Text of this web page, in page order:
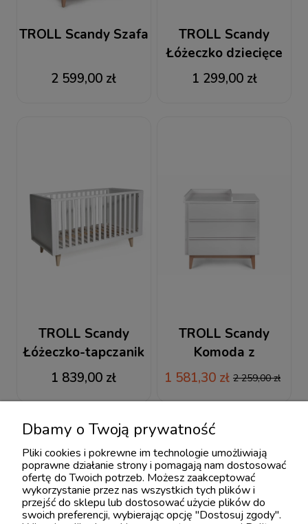
TROLL Scandy Szafa
2 599,00 zł
TROLL Scandy
Łóżeczko dziecięce
120x60
1 299,00 zł
TROLL Scandy
Łóżeczko-tapczanik
140x70
1 839,00 zł
TROLL Scandy
Komoda z
przewijakiem
1 581,30 zł 2 259,00 zł
Dbamy o Twoją prywatność
Pliki cookies i pokrewne im technologie umożliwiają
poprawne działanie strony i pomagają nam dostosować
ofertę do Twoich potrzeb. Możesz zaakceptować
wykorzystanie przez nas wszystkich tych plików i
przejść do sklepu lub dostosować użycie plików do
swoich preferencji, wybierając opcję "Dostosuj zgody".